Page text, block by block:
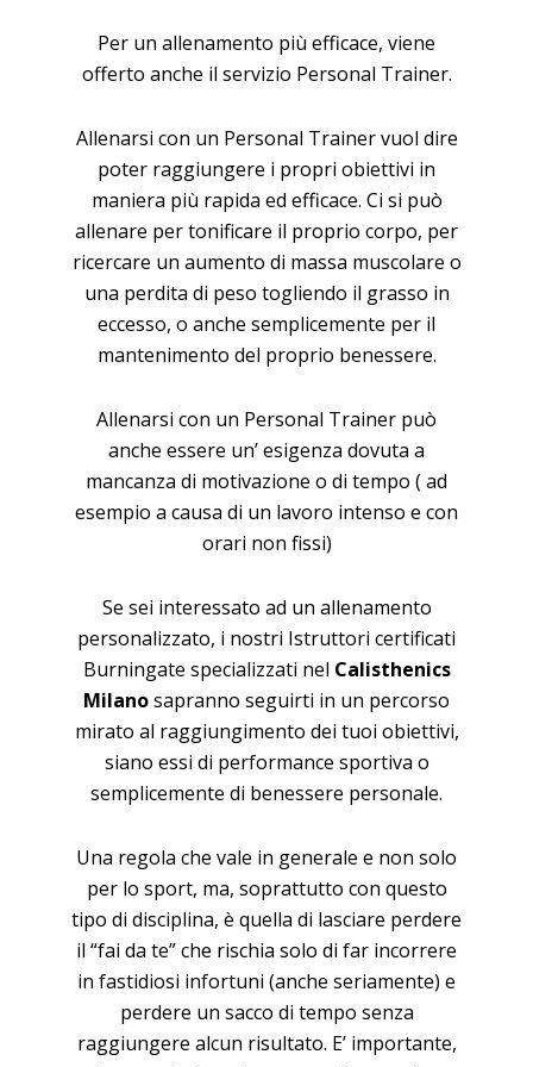
Per un allenamento più efficace, viene
offerto anche il servizio Personal Trainer.
Allenarsi con un Personal Trainer vuol dire
poter raggiungere i propri obiettivi in
maniera più rapida ed efficace. Ci si può
allenare per tonificare il proprio corpo, per
ricercare un aumento di massa muscolare o
una perdita di peso togliendo il grasso in
eccesso, o anche semplicemente per il
mantenimento del proprio benessere.
Allenarsi con un Personal Trainer può
anche essere un’ esigenza dovuta a
mancanza di motivazione o di tempo ( ad
esempio a causa di un lavoro intenso e con
orari non fissi)
Se sei interessato ad un allenamento
personalizzato, i nostri Istruttori certificati
Burningate specializzati nel Calisthenics
Milanosapranno seguirti in un percorso
mirato al raggiungimento dei tuoi obiettivi,
siano essi di performance sportiva o
semplicemente di benessere personale.
Una regola che vale in generale e non solo
per lo sport, ma, soprattutto con questo
tipo di disciplina, è quella di lasciare perdere
il “fai da te” che rischia solo di far incorrere
in fastidiosi infortuni (anche seriamente) e
perdere un sacco di tempo senza
raggiungere alcun risultato. E’ importante,